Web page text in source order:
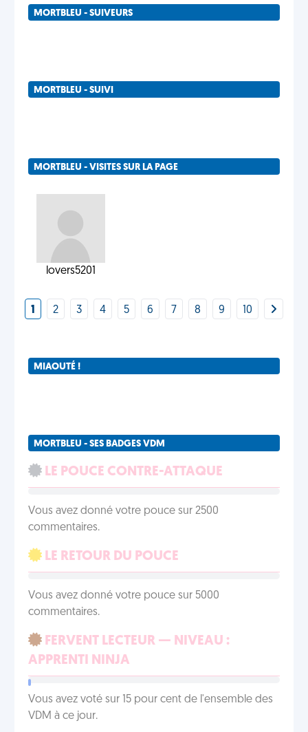
MORTBLEU - SUIVEURS
MORTBLEU - SUIVI
MORTBLEU - VISITES SUR LA PAGE
lovers5201
1 2 3 4 5 6 7 8 9 10
MIAOUTÉ !
MORTBLEU - SES BADGES VDM
LE POUCE CONTRE-ATTAQUE
Vous avez donné votre pouce sur 2500
commentaires.
LE RETOUR DU POUCE
Vous avez donné votre pouce sur 5000
commentaires.
FERVENT LECTEUR — NIVEAU :
APPRENTI NINJA
Vous avez voté sur 15 pour cent de l'ensemble des
VDM à ce jour.